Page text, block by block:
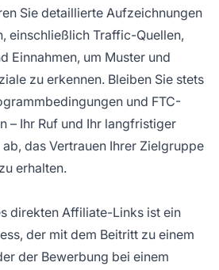
Sie detaillierte Aufzeichnungen
einschließlich Traffic-Quellen,
Einnahmen, um Muster und
zu erkennen. Bleiben Sie stets
und FTC-
– Ihr Ruf und Ihr langfristiger
das Vertrauen Ihrer Zielgruppe
erhalten.
direkten Affiliate-Links ist ein
der mit dem Beitritt zu einem
der Bewerbung bei einem